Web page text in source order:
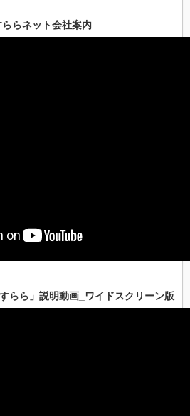
らネット会社案内
らら」説明動画_ワイドスクリーン版